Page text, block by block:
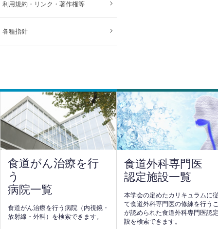
利用規約・リンク・著作権等
各種指針
食道がん治療を行
う
病院一覧
食道がん治療を行う病院（内視鏡・
放射線・外科）を検索できます。
食道外科専門医
認定施設一覧
本学会の定めたカリキュラムに
て食道外科専門医の修練を行う
が認められた食道外科専門医認
設を検索できます。